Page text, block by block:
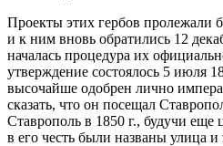
Проекты этих гербов пролежали
и к ним вновь обратились 12
началась процедура их
утверждение состоялось 5 июля
высочайше одобрен лично
сказать, что он посещал
Ставрополь в 1850 г., будучи еще
в его честь были названы улица